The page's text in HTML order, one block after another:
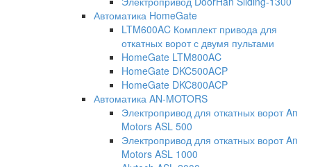
Автоматика HomeGate
LTM600AC Комплект привода для
откатных ворот с двумя пультами
HomeGate LTM800AC
HomeGate DKC500ACP
HomeGate DKC800ACP
Автоматика AN-MOTORS
Электропривод для откатных ворот An
Motors ASL 500
Электропривод для откатных ворот An
Motors ASL 1000